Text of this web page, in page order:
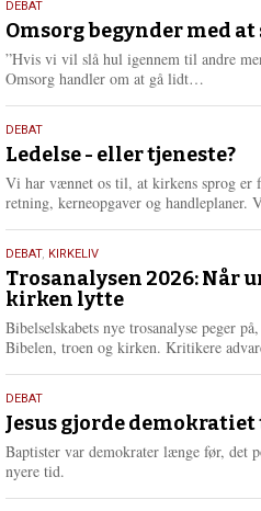
9.
juli
2026
DEBAT
Omsorg begynder med at
”Hvis vi vil slå hul igennem til andre
Omsorg handler om at gå lidt…
e
r
e
10.
juni
2026
DEBAT
Ledelse - eller tjeneste?
Vi har vænnet os til, at kirkens sprog er
retning, kerneopgaver og handleplaner.
2.
juni
2026
DEBAT, KIRKELIV
Trosanalysen 2026: Når
kirken lytte
Bibelselskabets nye trosanalyse peger
Bibelen, troen og kirken. Kritikere
18.
maj
2026
DEBAT
Jesus gjorde
Baptister var demokrater længe før, det
nyere tid.